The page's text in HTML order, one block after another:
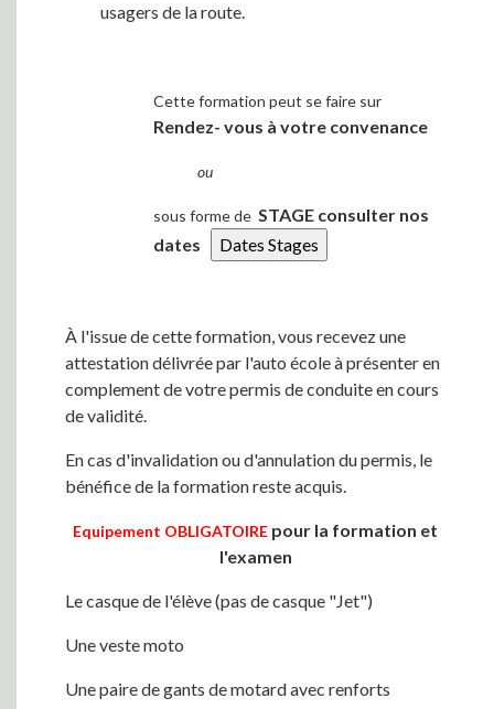
usagers de la route.
Cette formation peut se faire sur
Rendez- vous à votre convenance
ou
sous forme de STAGE consulter nos
dates
À l'issue de cette formation, vous recevez une
attestation délivrée par l'auto école à présenter en
complement de votre permis de conduite en cours
de validité.
En cas d'invalidation ou d'annulation du permis, le
bénéfice de la formation reste acquis.
Equipement OBLIGATOIRE pour la formation et
l'examen
Le casque de l'élève (pas de casque "Jet")
Une veste moto
Une paire de gants de motard avec renforts